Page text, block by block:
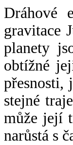
Dráhové
gravitace
planety
obtížné
přesnosti,
stejné
může její
narůstá s